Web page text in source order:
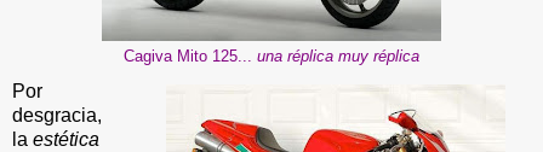
Cagiva Mito 125... una réplica muy réplica
Por
desgracia,
la estética